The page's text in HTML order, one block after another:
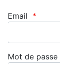
Email *
Mot de passe